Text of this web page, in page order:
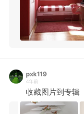
pxk119
4年前
收藏图片到专辑